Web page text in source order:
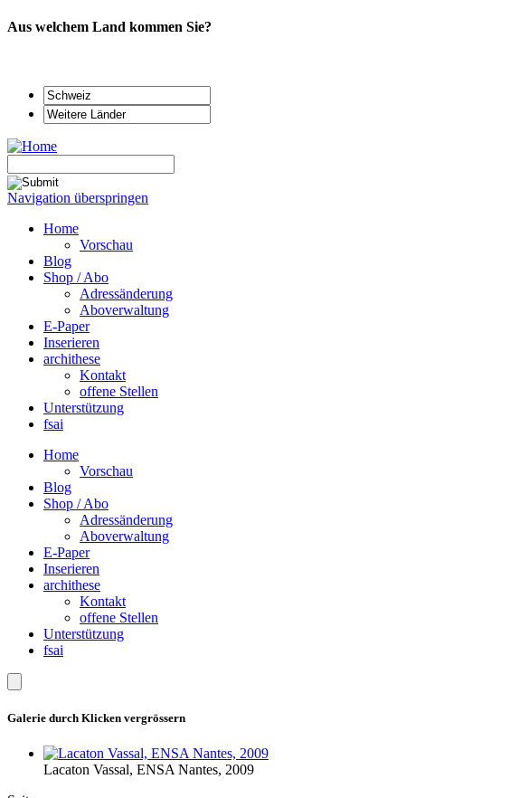
Aus welchem Land kommen Sie?
Navigation überspringen
Home
Vorschau
Blog
Shop / Abo
Adressänderung
Aboverwaltung
E-Paper
Inserieren
archithese
Kontakt
offene Stellen
Unterstützung
fsai
Home
Vorschau
Blog
Shop / Abo
Adressänderung
Aboverwaltung
E-Paper
Inserieren
archithese
Kontakt
offene Stellen
Unterstützung
fsai
Galerie durch Klicken vergrössern
Lacaton Vassal, ENSA Nantes, 2009